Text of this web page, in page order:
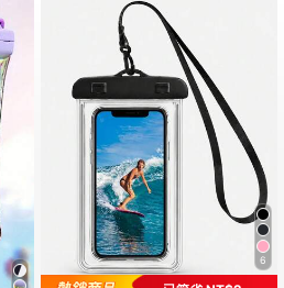
6
#7 高評價 在 手機防水袋